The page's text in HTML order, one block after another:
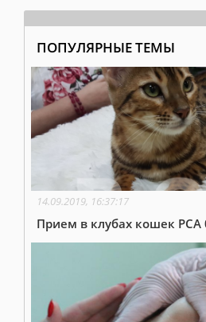
ПОПУЛЯРНЫЕ ТЕМЫ
14.09.2019, 16:37:17
Прием в клубах кошек PCA